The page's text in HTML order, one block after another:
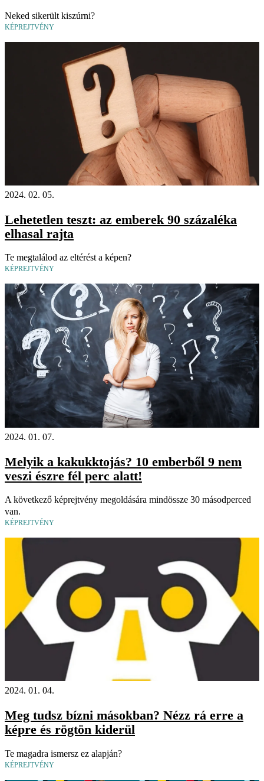
Neked sikerült kiszúrni?
KÉPREJTVÉNY
2024. 02. 05.
Lehetetlen teszt: az emberek 90 százaléka
elhasal rajta
Te megtalálod az eltérést a képen?
KÉPREJTVÉNY
2024. 01. 07.
Melyik a kakukktojás? 10 emberből 9 nem
veszi észre fél perc alatt!
A következő képrejtvény megoldására mindössze 30 másodperced
van.
KÉPREJTVÉNY
2024. 01. 04.
Meg tudsz bízni másokban? Nézz rá erre a
képre és rögtön kiderül
Te magadra ismersz ez alapján?
KÉPREJTVÉNY